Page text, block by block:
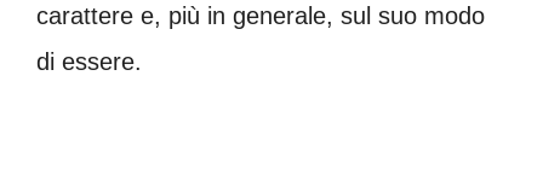
carattere e, più in generale, sul suo modo
di essere.